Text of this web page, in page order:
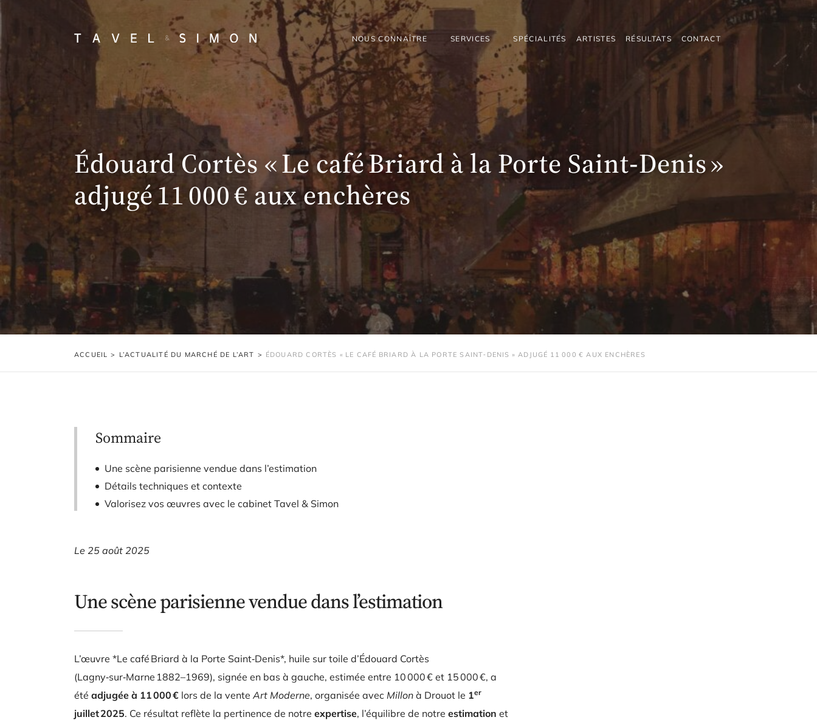
NOUS CONNAÎTRE SERVICES SPÉCIALITÉS ARTISTES RÉSULTATS CONTACT
Édouard Cortès « Le café Briard à la Porte Saint‑Denis »
adjugé 11 000 € aux enchères
ACCUEIL > L’ACTUALITÉ DU MARCHÉ DE L’ART > ÉDOUARD CORTÈS « LE CAFÉ BRIARD À LA PORTE SAINT‑DENIS » ADJUGÉ 11 000 € AUX ENCHÈRES
Sommaire
Une scène parisienne vendue dans l’estimation
Détails techniques et contexte
Valorisez vos œuvres avec le cabinet Tavel & Simon
Le 25 août 2025
Une scène parisienne vendue dans l’estimation
L’œuvre *Le café Briard à la Porte Saint‑Denis*, huile sur toile d’Édouard Cortès
(Lagny‑sur‑Marne 1882–1969), signée en bas à gauche, estimée entre 10 000 € et 15 000 €, a
été adjugée à 11 000 € lors de la vente Art Moderne, organisée avec Millon à Drouot le 1er
juillet 2025. Ce résultat reflète la pertinence de notre expertise, l’équilibre de notre estimation et